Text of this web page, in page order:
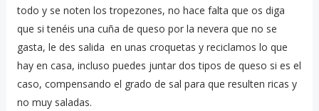
todo y se noten los tropezones, no hace falta que os diga
que si tenéis una cuña de queso por la nevera que no se
gasta, le des salida en unas croquetas y reciclamos lo que
hay en casa, incluso puedes juntar dos tipos de queso si es el
caso, compensando el grado de sal para que resulten ricas y
no muy saladas.